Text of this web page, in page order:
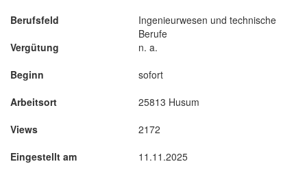
Berufsfeld
Vergütung
Beginn
Arbeitsort
Views
Eingestellt am
Ingenieurwesen und technische
Berufe
n. a.
sofort
25813 Husum
2172
11.11.2025